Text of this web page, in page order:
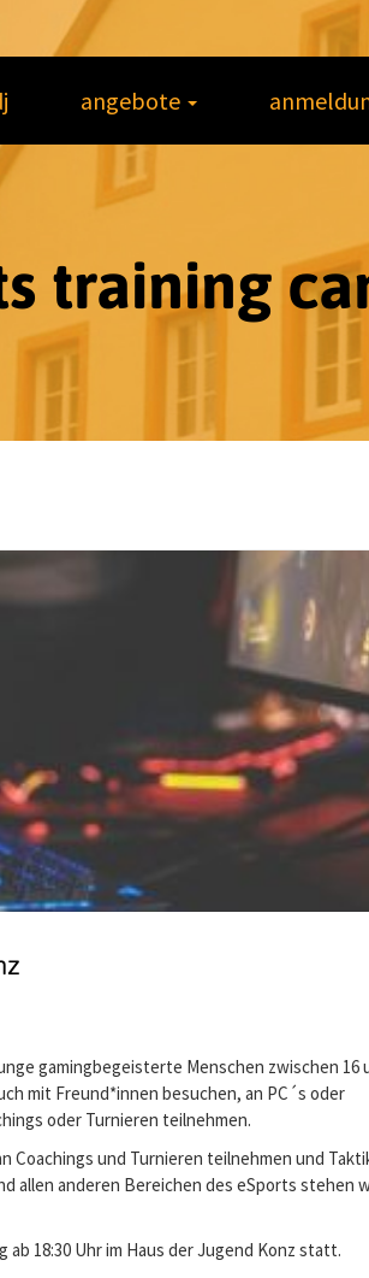
angebote
training
gamingbegeisterte Menschen zwischen 16
mit Freund*innen besuchen, an PC´s oder
oder Turnieren teilnehmen.
Coachings und Turnieren teilnehmen und
allen anderen Bereichen des eSports stehen
18:30 Uhr im Haus der Jugend Konz statt.